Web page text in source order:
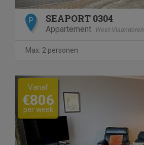
P SEAPORT 0304
Appartement West-Vlaanderen
Max. 2 personen
Previous
Vanaf
€806
per week